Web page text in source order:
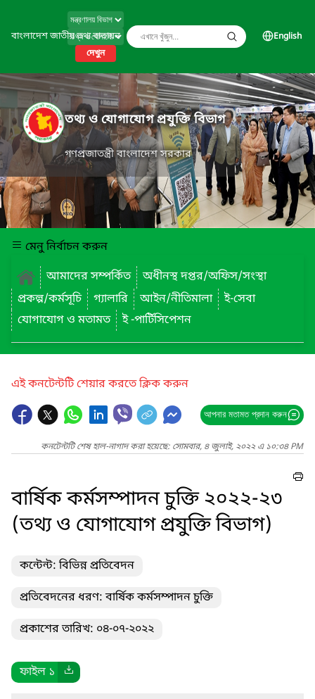
বাংলাদেশ জাতীয় তথ্য বাতায়ন
দেখুন
English
তথ্য ও যোগাযোগ প্রযুক্তি বিভাগ
গণপ্রজাতন্ত্রী বাংলাদেশ সরকার
মেনু নির্বাচন করুন
আমাদের সম্পর্কিত
অধীনস্থ দপ্তর/অফিস/সংস্থা
প্রকল্প/কর্মসূচি
গ্যালারি আইন/নীতিমালা
ই-সেবা
যোগাযোগ ও মতামত
ই -পার্টিসিপেশন
এই কনটেন্টটি শেয়ার করতে ক্লিক করুন
আপনার মতামত প্রদান করুন
কনটেন্টটি শেষ হাল-নাগাদ করা হয়েছে: সোমবার, ৪ জুলাই, ২০২২ এ ১০:৩৪ PM
বার্ষিক কর্মসম্পাদন চুক্তি ২০২২-২৩
(তথ্য ও যোগাযোগ প্রযুক্তি বিভাগ)
কন্টেন্ট: বিভিন্ন প্রতিবেদন
প্রতিবেদনের ধরণ: বার্ষিক কর্মসম্পাদন চুক্তি
প্রকাশের তারিখ: ০৪-০৭-২০২২
ফাইল ১